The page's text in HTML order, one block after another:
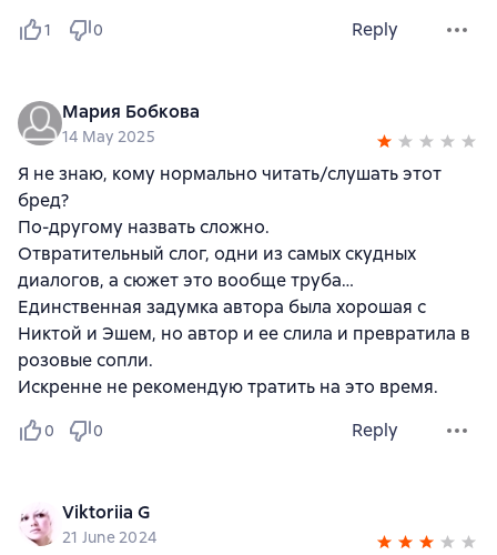
1 0 Reply
Мария Бобкова
14 May 2025
Я не знаю, кому нормально читать/слушать этот
бред?
По-другому назвать сложно.
Отвратительный слог, одни из самых скудных
диалогов, а сюжет это вообще труба…
Единственная задумка автора была хорошая с
Никтой и Эшем, но автор и ее слила и превратила в
розовые сопли.
Искренне не рекомендую тратить на это время.
0 0 Reply
Viktoriia G
21 June 2024